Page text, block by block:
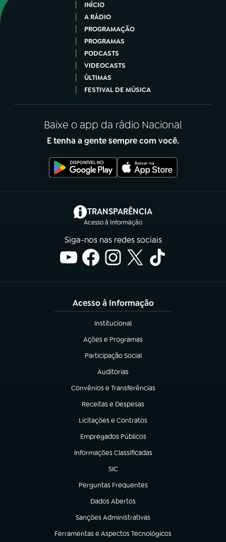
INÍCIO
A RÁDIO
PROGRAMAÇÃO
PROGRAMAS
PODCASTS
VIDEOCASTS
ÚLTIMAS
FESTIVAL DE MÚSICA
Baixe o app da rádio Nacional
E tenha a gente sempre com você.
TRANSPARÊNCIA
Acesso à Informação
(abre em nova aba)
Siga-nos nas redes sociais
Acesso à Informação
Institucional
(abre em nova aba)
Ações e Programas
(abre em nova aba)
Participação Social
(abre em nova aba)
Auditorias
(abre em nova aba)
Convênios e Transferências
(abre em nova aba)
Receitas e Despesas
(abre em nova aba)
Licitações e Contratos
(abre em nova aba)
Empregados Públicos
(abre em nova aba)
Informações Classificadas
(abre em nova aba)
SIC
(abre em nova aba)
Perguntas Frequentes
(abre em nova aba)
Dados Abertos
(abre em nova aba)
Sanções Administrativas
(abre em nova aba)
Ferramentas e Aspectos Tecnológicos
(abre em nova aba)